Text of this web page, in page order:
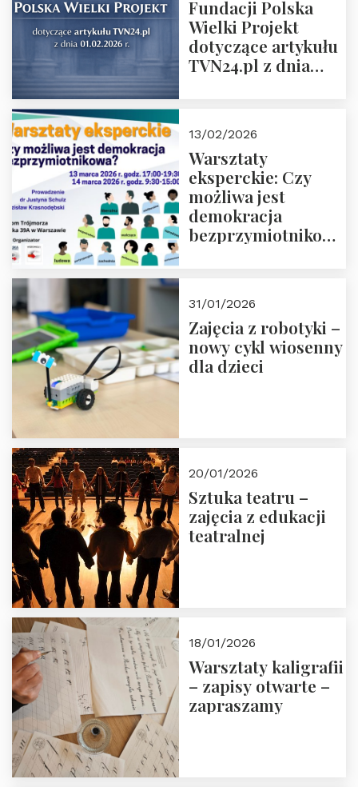
Fundacji Polska
Wielki Projekt
dotyczące artykułu
TVN24.pl z dnia
13/02/2026
Warsztaty
eksperckie: Czy
możliwa jest
demokracja
bezprzymiotnikowa?
31/01/2026
Zajęcia z robotyki –
nowy cykl wiosenny
dla dzieci
20/01/2026
Sztuka teatru –
zajęcia z edukacji
teatralnej
18/01/2026
Warsztaty kaligrafii
– zapisy otwarte –
zapraszamy